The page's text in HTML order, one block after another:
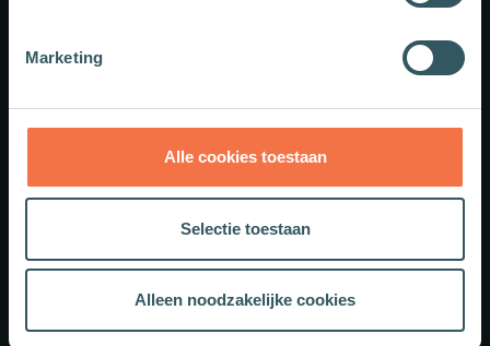
Marketing
Alle cookies toestaan
Selectie toestaan
Alleen noodzakelijke cookies
Nieuwsbrieven
Veelgestelde vragen
Contact